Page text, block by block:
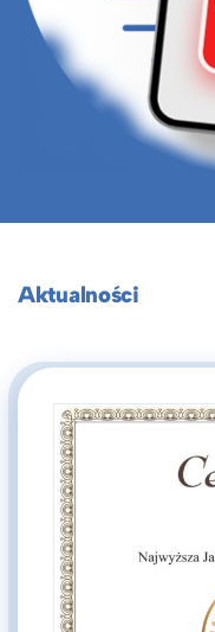
Aktualności